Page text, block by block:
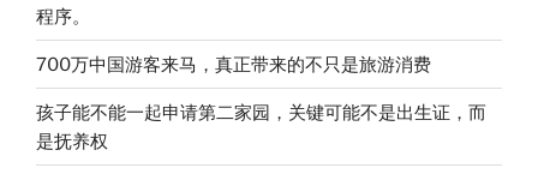
程序。
700万中国游客来马，真正带来的不只是旅游消费
孩子能不能一起申请第二家园，关键可能不是出生证，而
是抚养权